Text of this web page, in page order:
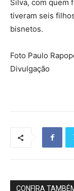
Silva, com quem
tiveram seis
bisnetos.
Foto Paulo
Divulgação
CONFIRA